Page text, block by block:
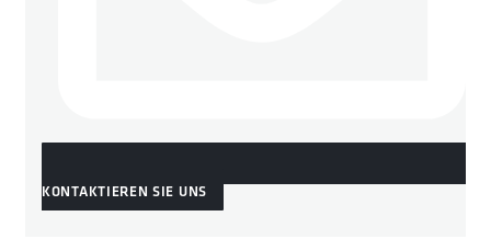
KONTAKTIEREN SIE UNS